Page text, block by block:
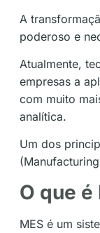
A
poderoso e
Atualmente,
empresas a
com muito
analítica.
Um dos
O que é
MES é um